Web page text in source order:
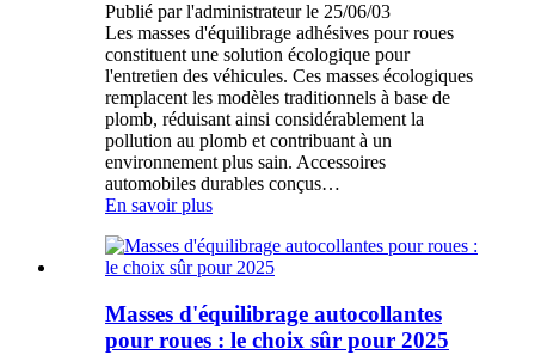
Publié par l'administrateur le 25/06/03
Les masses d'équilibrage adhésives pour roues
constituent une solution écologique pour
l'entretien des véhicules. Ces masses écologiques
remplacent les modèles traditionnels à base de
plomb, réduisant ainsi considérablement la
pollution au plomb et contribuant à un
environnement plus sain. Accessoires
automobiles durables conçus…
En savoir plus
Masses d'équilibrage autocollantes
pour roues : le choix sûr pour 2025